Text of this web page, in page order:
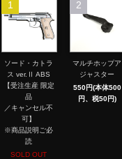
1
ソード・カトラ
ス ver.Ⅱ ABS
【受注生産 限定
品
／キャンセル不
可】
※商品説明ご必
読
SOLD OUT
2
マルチホップア
ジャスター
550円(本体500
円、税50円)